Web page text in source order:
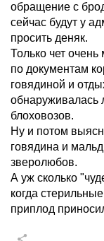
обращение с
сейчас будут у
просить деняк.
Только чет
по документам
говядиной и
обнаруживалась
блоховозов.
Ну и потом
говядина и
зверолюбов.
А уж сколько
когда
приплод